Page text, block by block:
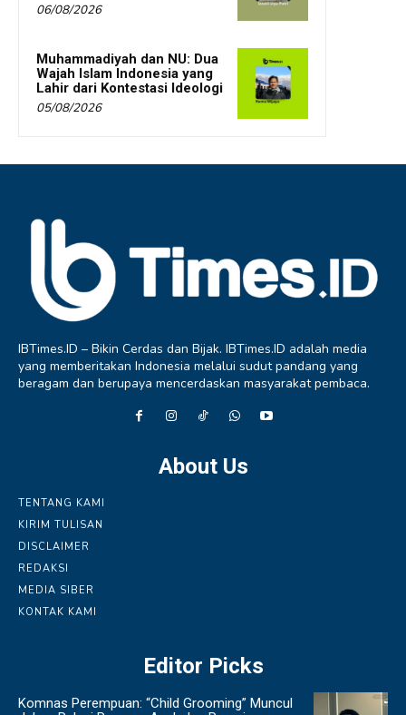
06/08/2026
Muhammadiyah dan NU: Dua
Wajah Islam Indonesia yang
Lahir dari Kontestasi Ideologi
05/08/2026
IBTimes.ID – Bikin Cerdas dan Bijak. IBTimes.ID adalah media
yang memberitakan Indonesia melalui sudut pandang yang
beragam dan berupaya mencerdaskan masyarakat pembaca.
About Us
TENTANG KAMI
KIRIM TULISAN
DISCLAIMER
REDAKSI
MEDIA SIBER
KONTAK KAMI
Editor Picks
Komnas Perempuan: “Child Grooming” Muncul